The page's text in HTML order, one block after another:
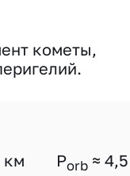
кометы,
км Porb ≈ 4,5